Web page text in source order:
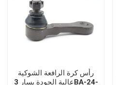
رأس كرة الرافعة الشوكية
عالية الجودة يسار 3BA-24-